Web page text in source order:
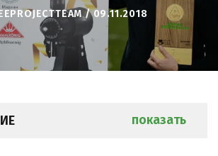
/ 09.11.2018
показать